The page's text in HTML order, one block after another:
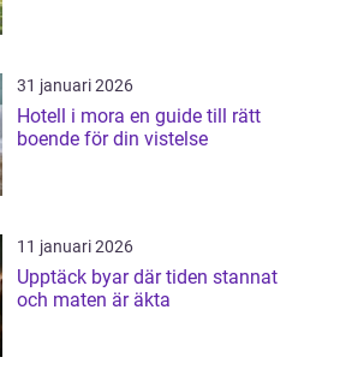
31 januari 2026
Hotell i mora en guide till rätt
boende för din vistelse
11 januari 2026
Upptäck byar där tiden stannat
och maten är äkta